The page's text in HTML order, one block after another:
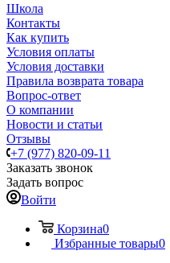
Школа
Контакты
Как купить
Условия оплаты
Условия доставки
Правила возврата товара
Вопрос-ответ
О компании
Новости и статьи
Отзывы
+7 (977) 820-09-11
Заказать звонок
Задать вопрос
Войти
Корзина0
Избранные товары0